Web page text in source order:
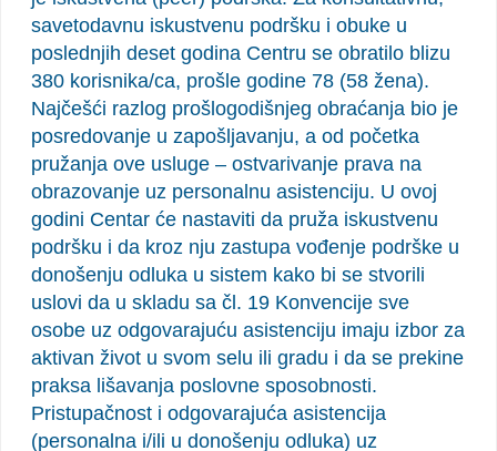
savetodavnu iskustvenu podršku i obuke u
poslednjih deset godina Centru se obratilo blizu
380 korisnika/ca, prošle godine 78 (58 žena).
Najčešći razlog prošlogodišnjeg obraćanja bio je
posredovanje u zapošljavanju, a od početka
pružanja ove usluge – ostvarivanje prava na
obrazovanje uz personalnu asistenciju. U ovoj
godini Centar će nastaviti da pruža iskustvenu
podršku i da kroz nju zastupa vođenje podrške u
donošenju odluka u sistem kako bi se stvorili
uslovi da u skladu sa čl. 19 Konvencije sve
osobe uz odgovarajuću asistenciju imaju izbor za
aktivan život u svom selu ili gradu i da se prekine
praksa lišavanja poslovne sposobnosti.
Pristupačnost i odgovarajuća asistencija
(personalna i/ili u donošenju odluka) uz